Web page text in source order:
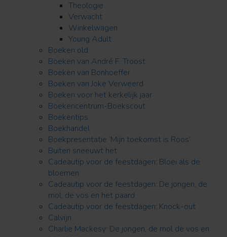
Theologie
Verwacht
Winkelwagen
Young Adult
Boeken old
Boeken van André F. Troost
Boeken van Bonhoeffer
Boeken van Joke Verweerd
Boeken voor het kerkelijk jaar
Boekencentrum-Boekscout
Boekentips
Boekhandel
Boekpresentatie ‘Mijn toekomst is Roos’
Buiten sneeuwt het
Cadeautip voor de feestdagen: Bloei als de
bloemen
Cadeautip voor de feestdagen: De jongen, de
mol, de vos en het paard
Cadeautip voor de feestdagen: Knock-out
Calvijn
Charlie Mackesy: De jongen, de mol de vos en